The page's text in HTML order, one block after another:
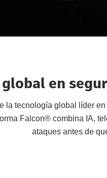
global en
la tecnología global líder
Falcon® combina IA,
ataques antes de